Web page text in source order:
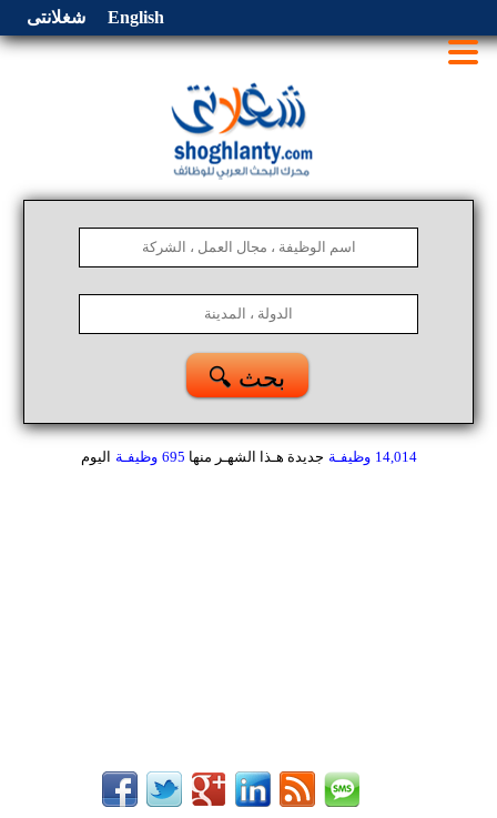
شغلانتى English
🔍 بحث
14,014 وظيفـة جديدة هـذا الشهـر منها 695 وظيفـة اليوم